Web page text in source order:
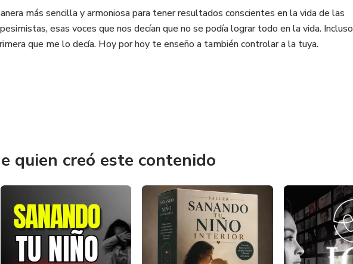
más sencilla y armoniosa para tener resultados conscientes en la vida de las
esas voces que nos decían que no se podía lograr todo en la vida. Incluso
que me lo decía. Hoy por hoy te enseño a también controlar a la tuya.
quien creó este contenido